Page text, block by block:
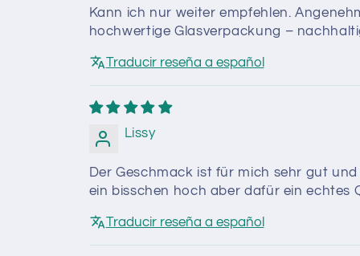
Kann ich nur weiter empfehlen.
hochwertige Glasverpackung –
Traducir reseña a español
Lissy
Der Geschmack ist für mich sehr gut
ein bisschen hoch aber dafür ein echtes
Traducir reseña a español